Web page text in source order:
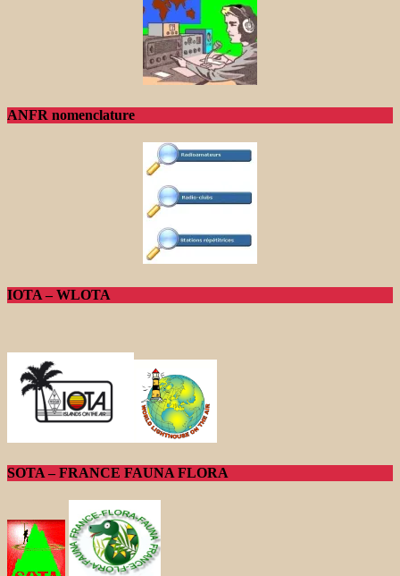
ANFR nomenclature
IOTA – WLOTA
SOTA – FRANCE FAUNA FLORA